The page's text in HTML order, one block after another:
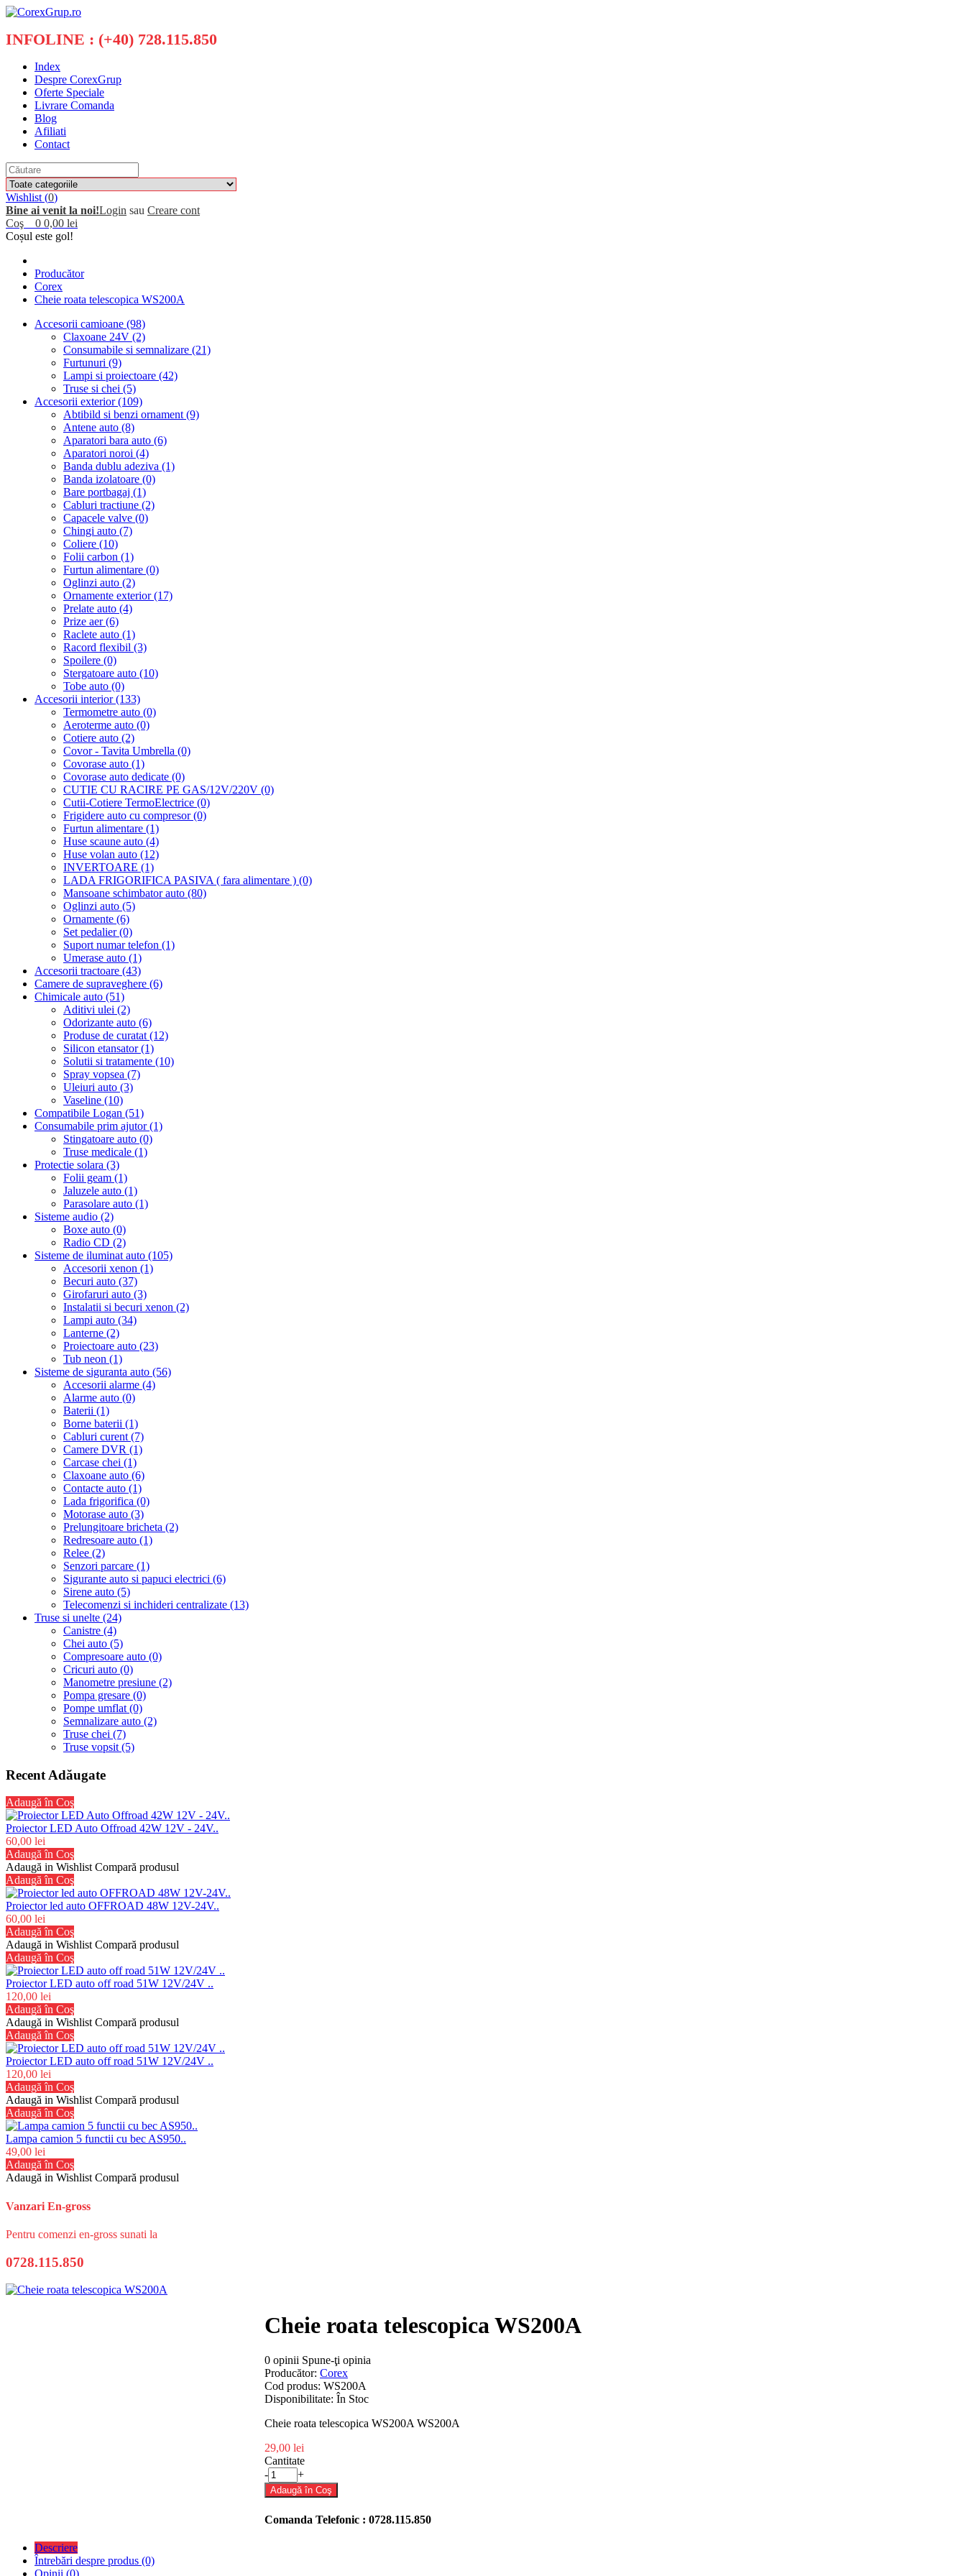
INFOLINE : (+40) 728.115.850
Index
Despre CorexGrup
Oferte Speciale
Livrare Comanda
Blog
Afiliati
Contact
Wishlist (0)
Bine ai venit la noi!Login sau Creare cont
Coş
0 0,00 lei
Coșul este gol!
Producător
Corex
Cheie roata telescopica WS200A
Accesorii camioane (98)
Claxoane 24V (2)
Consumabile si semnalizare (21)
Furtunuri (9)
Lampi si proiectoare (42)
Truse si chei (5)
Accesorii exterior (109)
Abtibild si benzi ornament (9)
Antene auto (8)
Aparatori bara auto (6)
Aparatori noroi (4)
Banda dublu adeziva (1)
Banda izolatoare (0)
Bare portbagaj (1)
Cabluri tractiune (2)
Capacele valve (0)
Chingi auto (7)
Coliere (10)
Folii carbon (1)
Furtun alimentare (0)
Oglinzi auto (2)
Ornamente exterior (17)
Prelate auto (4)
Prize aer (6)
Raclete auto (1)
Racord flexibil (3)
Spoilere (0)
Stergatoare auto (10)
Tobe auto (0)
Accesorii interior (133)
Termometre auto (0)
Aeroterme auto (0)
Cotiere auto (2)
Covor - Tavita Umbrella (0)
Covorase auto (1)
Covorase auto dedicate (0)
CUTIE CU RACIRE PE GAS/12V/220V (0)
Cutii-Cotiere TermoElectrice (0)
Frigidere auto cu compresor (0)
Furtun alimentare (1)
Huse scaune auto (4)
Huse volan auto (12)
INVERTOARE (1)
LADA FRIGORIFICA PASIVA ( fara alimentare ) (0)
Mansoane schimbator auto (80)
Oglinzi auto (5)
Ornamente (6)
Set pedalier (0)
Suport numar telefon (1)
Umerase auto (1)
Accesorii tractoare (43)
Camere de supraveghere (6)
Chimicale auto (51)
Aditivi ulei (2)
Odorizante auto (6)
Produse de curatat (12)
Silicon etansator (1)
Solutii si tratamente (10)
Spray vopsea (7)
Uleiuri auto (3)
Vaseline (10)
Compatibile Logan (51)
Consumabile prim ajutor (1)
Stingatoare auto (0)
Truse medicale (1)
Protectie solara (3)
Folii geam (1)
Jaluzele auto (1)
Parasolare auto (1)
Sisteme audio (2)
Boxe auto (0)
Radio CD (2)
Sisteme de iluminat auto (105)
Accesorii xenon (1)
Becuri auto (37)
Girofaruri auto (3)
Instalatii si becuri xenon (2)
Lampi auto (34)
Lanterne (2)
Proiectoare auto (23)
Tub neon (1)
Sisteme de siguranta auto (56)
Accesorii alarme (4)
Alarme auto (0)
Baterii (1)
Borne baterii (1)
Cabluri curent (7)
Camere DVR (1)
Carcase chei (1)
Claxoane auto (6)
Contacte auto (1)
Lada frigorifica (0)
Motorase auto (3)
Prelungitoare bricheta (2)
Redresoare auto (1)
Relee (2)
Senzori parcare (1)
Sigurante auto si papuci electrici (6)
Sirene auto (5)
Telecomenzi si inchideri centralizate (13)
Truse si unelte (24)
Canistre (4)
Chei auto (5)
Compresoare auto (0)
Cricuri auto (0)
Manometre presiune (2)
Pompa gresare (0)
Pompe umflat (0)
Semnalizare auto (2)
Truse chei (7)
Truse vopsit (5)
Recent Adăugate
Adaugă în Coş
Proiector LED Auto Offroad 42W 12V - 24V..
60,00 lei
Adaugă în Coş
Adaugă in Wishlist Compară produsul
Adaugă în Coş
Proiector led auto OFFROAD 48W 12V-24V..
60,00 lei
Adaugă în Coş
Adaugă in Wishlist Compară produsul
Adaugă în Coş
Proiector LED auto off road 51W 12V/24V ..
120,00 lei
Adaugă în Coş
Adaugă in Wishlist Compară produsul
Adaugă în Coş
Proiector LED auto off road 51W 12V/24V ..
120,00 lei
Adaugă în Coş
Adaugă in Wishlist Compară produsul
Adaugă în Coş
Lampa camion 5 functii cu bec AS950..
49,00 lei
Adaugă în Coş
Adaugă in Wishlist Compară produsul
Vanzari En-gross
Pentru comenzi en-gross sunati la
0728.115.850
Cheie roata telescopica WS200A
0 opinii Spune-ţi opinia
Producător: Corex
Cod produs: WS200A
Disponibilitate: În Stoc
Cheie roata telescopica WS200A WS200A
29,00 lei
Cantitate
-
+
Adaugă în Coş
Comanda Telefonic : 0728.115.850
Descriere
Întrebări despre produs (0)
Opinii (0)